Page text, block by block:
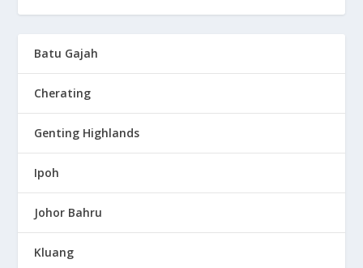
Batu Gajah
Cherating
Genting Highlands
Ipoh
Johor Bahru
Kluang